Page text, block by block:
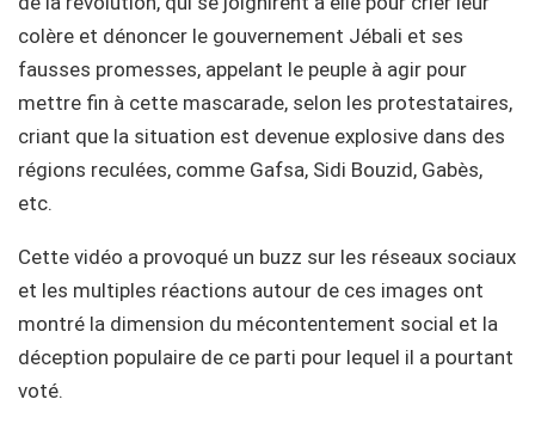
colère et dénoncer le gouvernement Jébali et ses
fausses promesses, appelant le peuple à agir pour
mettre fin à cette mascarade, selon les protestataires,
criant que la situation est devenue explosive dans des
régions reculées, comme Gafsa, Sidi Bouzid, Gabès,
etc.
Cette vidéo a provoqué un buzz sur les réseaux sociaux
et les multiples réactions autour de ces images ont
montré la dimension du mécontentement social et la
déception populaire de ce parti pour lequel il a pourtant
voté.